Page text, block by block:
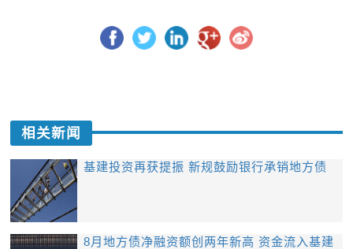
相关新闻
基建投资再获提振 新规鼓励银行承销地方债
8月地方债净融资额创两年新高 资金流入基建